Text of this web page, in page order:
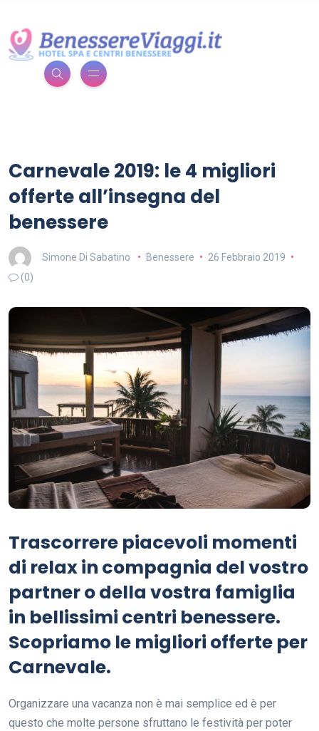
Carnevale 2019: le 4 migliori
offerte all’insegna del
benessere
Simone Di Sabatino Benessere
26 Febbraio 2019
(0)
Trascorrere piacevoli momenti
di relax in compagnia del vostro
partner o della vostra famiglia
in bellissimi centri benessere.
Scopriamo le migliori offerte per
Carnevale.
Organizzare una vacanza non è mai semplice ed è per
questo che molte persone sfruttano le festività per poter